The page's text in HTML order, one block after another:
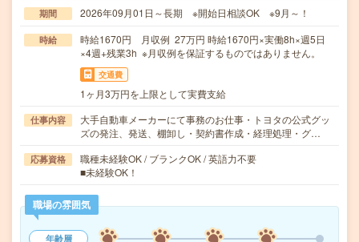
期間 2026年09月01日～長期 ※開始日相談OK ※9月～！
時給
時給1670円 月収例 27万円 時給1670円×実働8h×週5日
×4週+残業3h ※月収例を保証するものではありません。
交通費
1ヶ月3万円を上限として実費支給
仕事内容
大手自動車メーカーにて事務のお仕事・トヨタの公式グッ
ズの発注、発送、棚卸し・契約書作成・経理処理・グ…
応募資格
職種未経験OK / ブランクOK / 英語力不要
■未経験OK！
職場の雰囲気
年齢層